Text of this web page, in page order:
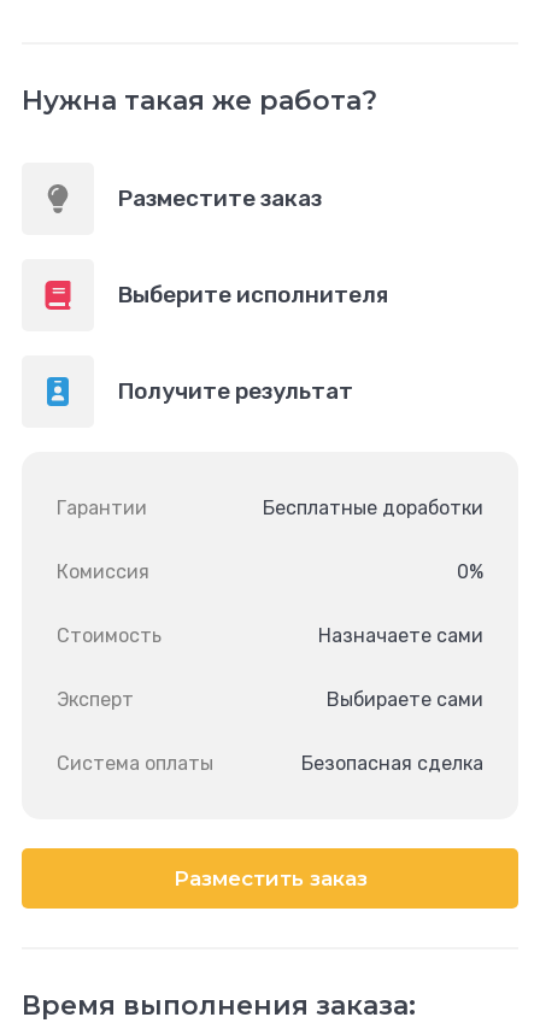
Нужна такая же работа?
Разместите заказ
Выберите исполнителя
Получите результат
Гарантии Бесплатные доработки
Комиссия 0%
Стоимость Назначаете сами
Эксперт Выбираете сами
Система оплаты Безопасная сделка
Разместить заказ
Время выполнения заказа: